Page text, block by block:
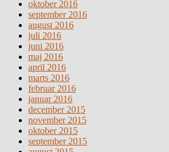
oktober 2016
september 2016
august 2016
juli 2016
juni 2016
maj 2016
april 2016
marts 2016
februar 2016
januar 2016
december 2015
november 2015
oktober 2015
september 2015